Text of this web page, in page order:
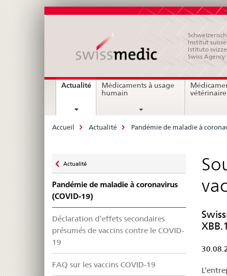
Institut
Istituto
Swiss
Navigation
Actualitécurrent
page
Médicaments à usage
humain
vétérinaire
Breadcrumb
Accueil Actualité Pandémie de maladie à
zu
Actualité
Pandémie de maladie à coronavirus
(COVID-19)
Déclaration d’effets secondaires
présumés de vaccins contre le COVID-
19
FAQ sur les vaccins COVID-19